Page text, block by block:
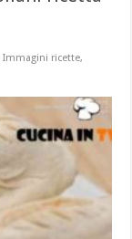
Immagini ricette,